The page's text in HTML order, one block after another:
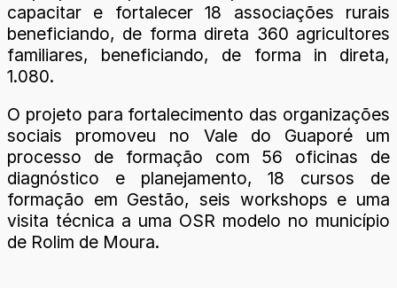
capacitar e fortalecer 18 associações rurais
beneficiando, de forma direta 360 agricultores
familiares, beneficiando, de forma in direta,
1.080.
O projeto para fortalecimento das organizações
sociais promoveu no Vale do Guaporé um
processo de formação com 56 oficinas de
diagnóstico e planejamento, 18 cursos de
formação em Gestão, seis workshops e uma
visita técnica a uma OSR modelo no município
de Rolim de Moura.